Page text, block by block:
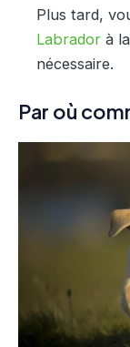
Plus tard,
Labrador à
nécessaire.
Par où